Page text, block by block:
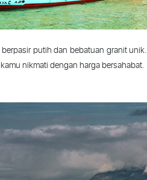
berpasirputih dan bebatuan granitunik.
kamu nikmati dengan hargabersahabat.